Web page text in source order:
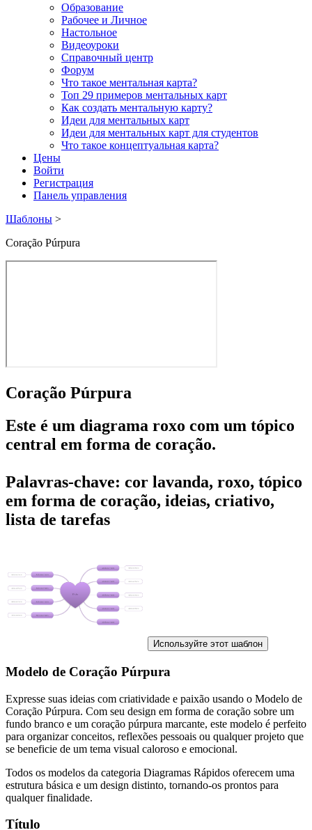
Образование
Рабочее и Личное
Настольное
Видеоуроки
Справочный центр
Форум
Что такое ментальная карта?
Топ 29 примеров ментальных карт
Как создать ментальную карту?
Идеи для ментальных карт
Идеи для ментальных карт для студентов
Что такое концептуальная карта?
Цены
Войти
Регистрация
Панель управления
Шаблоны >
Coração Púrpura
Coração Púrpura
Este é um diagrama roxo com um tópico
central em forma de coração.
Palavras-chave: cor lavanda, roxo, tópico
em forma de coração, ideias, criativo,
lista de tarefas
Используйте этот шаблон
Modelo de Coração Púrpura
Expresse suas ideias com criatividade e paixão usando o Modelo de
Coração Púrpura. Com seu design em forma de coração sobre um
fundo branco e um coração púrpura marcante, este modelo é perfeito
para organizar conceitos, reflexões pessoais ou qualquer projeto que
se beneficie de um tema visual caloroso e emocional.
Todos os modelos da categoria Diagramas Rápidos oferecem uma
estrutura básica e um design distinto, tornando-os prontos para
qualquer finalidade.
Título